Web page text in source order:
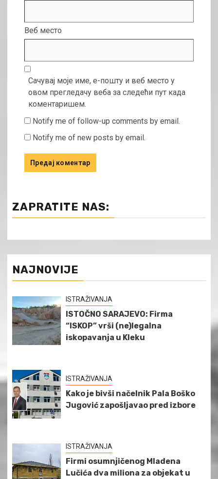
Веб место
Сачувај моје име, е-пошту и веб место у
овом прегледачу веба за следећи пут када
коментаришем.
Notify me of follow-up comments by email.
Notify me of new posts by email.
ZAPRATITE NAS:
NAJNOVIJE
ISTRAŽIVANJA
ISTOČNO SARAJEVO: Firma
“ISKOP” vrši (ne)legalna
iskopavanja u Kleku
ISTRAŽIVANJA
Kako je bivši načelnik Pala Boško
Jugović zapošljavao pred izbore
ISTRAŽIVANJA
Firmi osumnjičenog Mladena
Lučića dva miliona za objekat u